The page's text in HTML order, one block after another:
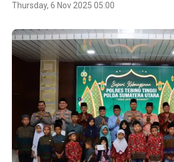
Thursday, 6 Nov 2025 05:00